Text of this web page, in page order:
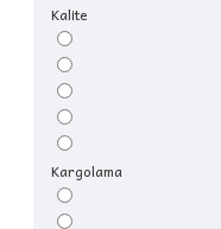
Kalite
Kargolama